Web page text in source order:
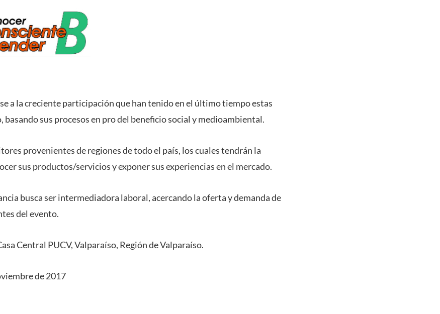
a la creciente participación que han tenido en el último tiempo estas
basando sus procesos en pro del beneficio social y medioambiental.
provenientes de regiones de todo el país, los cuales tendrán la
sus productos/servicios y exponer sus experiencias en el mercado.
busca ser intermediadora laboral, acercando la oferta y demanda de
del evento.
Central PUCV, Valparaíso, Región de Valparaíso.
de 2017